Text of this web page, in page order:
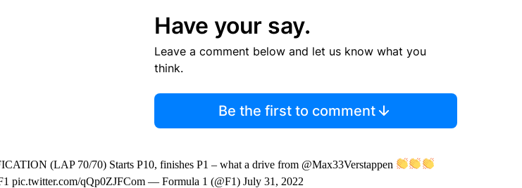
Have your say.
Leave a comment below and let us know what you
think.
Be the first to comment
(LAP 70/70) Starts P10, finishes P1 – what a drive from @Max33Verstappen
pic.twitter.com/qQp0ZJFCom — Formula 1 (@F1) July 31, 2022